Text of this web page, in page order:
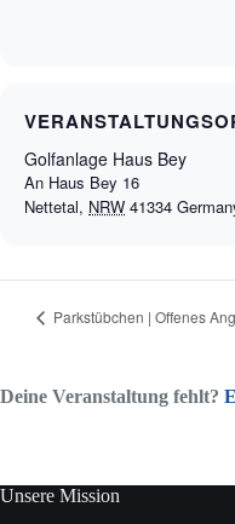
Golfanlage Haus Bey
An Haus Bey 16
Nettetal, NRW 41334
Parkstübchen | Offenes
Deine Veranstaltung fehlt?
Unsere Mission